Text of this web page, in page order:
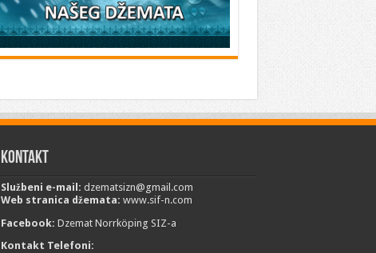
Kontakt
Službeni e-mail: dzematsizn@gmail.com
Web stranica džemata: www.sif-n.com
Facebook: Dzemat Norrköping SIZ-a
Kontakt Telefoni: